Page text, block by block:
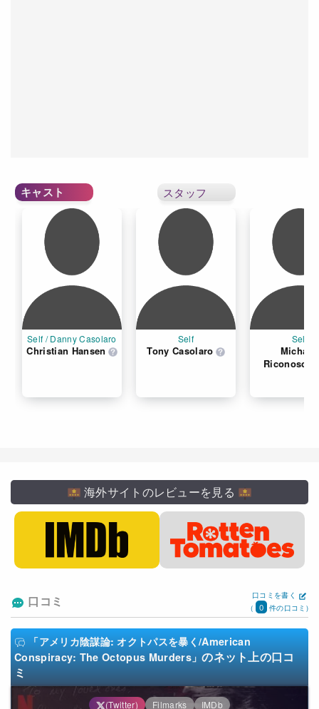
スタッフ
キャスト
Self / Danny Casolaro
Christian Hansen
Self
Tony Casolaro
Self
Michael
海外サイトのレビューを見る
口コミ
口コミを書く
(
0 件の口コミ)
「アメリカ陰謀論: オクトパスを暴く/American
Conspiracy: The Octopus Murders」のネット上の口コ
ミ
(Twitter) Filmarks IMDb